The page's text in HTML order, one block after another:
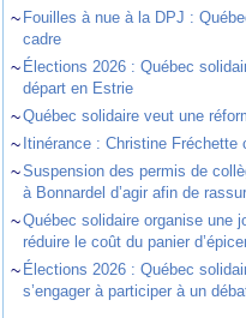
~ Fouilles à nue à la DPJ :
cadre
~ Élections 2026 : Québec
départ en Estrie
~Québec solidaire veut une
~ Itinérance : Christine
~Suspension des permis de
à Bonnardel d’agir afin de
~Québec solidaire organise une
réduire le coût du panier
~ Élections 2026 : Québec
s’engager à participer à un